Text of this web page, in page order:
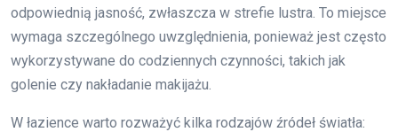
odpowiednią jasność, zwłaszcza w strefie lustra. To miejsce
wymaga szczególnego uwzględnienia, ponieważ jest często
wykorzystywane do codziennych czynności, takich jak
golenie czy nakładanie makijażu.
W łazience warto rozważyć kilka rodzajów źródeł światła: